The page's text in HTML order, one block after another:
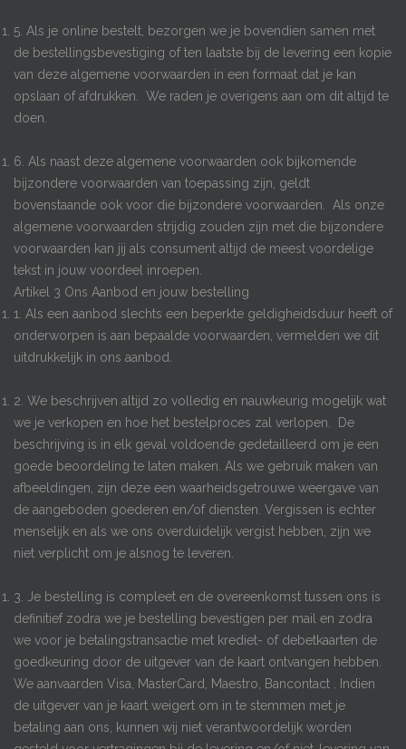
5. Als je online bestelt, bezorgen we je bovendien samen met
de bestellingsbevestiging of ten laatste bij de levering een kopie
van deze algemene voorwaarden in een formaat dat je kan
opslaan of afdrukken. We raden je overigens aan om dit altijd te
doen.
6. Als naast deze algemene voorwaarden ook bijkomende
bijzondere voorwaarden van toepassing zijn, geldt
bovenstaande ook voor die bijzondere voorwaarden. Als onze
algemene voorwaarden strijdig zouden zijn met die bijzondere
voorwaarden kan jij als consument altijd de meest voordelige
tekst in jouw voordeel inroepen.
Artikel 3 Ons Aanbod en jouw bestelling
1. Als een aanbod slechts een beperkte geldigheidsduur heeft of
onderworpen is aan bepaalde voorwaarden, vermelden we dit
uitdrukkelijk in ons aanbod.
2. We beschrijven altijd zo volledig en nauwkeurig mogelijk wat
we je verkopen en hoe het bestelproces zal verlopen. De
beschrijving is in elk geval voldoende gedetailleerd om je een
goede beoordeling te laten maken. Als we gebruik maken van
afbeeldingen, zijn deze een waarheidsgetrouwe weergave van
de aangeboden goederen en/of diensten. Vergissen is echter
menselijk en als we ons overduidelijk vergist hebben, zijn we
niet verplicht om je alsnog te leveren.
3. Je bestelling is compleet en de overeenkomst tussen ons is
definitief zodra we je bestelling bevestigen per mail en zodra
we voor je betalingstransactie met krediet- of debetkaarten de
goedkeuring door de uitgever van de kaart ontvangen hebben.
We aanvaarden Visa, MasterCard, Maestro, Bancontact
Indien
de uitgever van je kaart weigert om in te stemmen met je
betaling aan ons, kunnen wij niet verantwoordelijk worden